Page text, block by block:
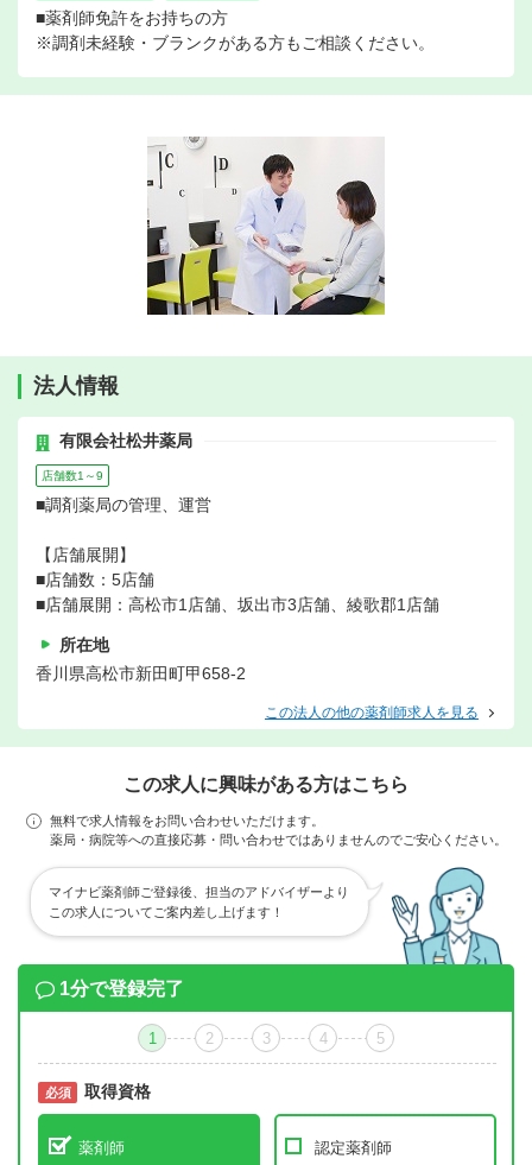
■薬剤師免許をお持ちの方
※調剤未経験・ブランクがある方もご相談ください。
法人情報
有限会社松井薬局
店舗数1～9
■調剤薬局の管理、運営
【店舗展開】
■店舗数：5店舗
■店舗展開：高松市1店舗、坂出市3店舗、綾歌郡1店舗
所在地
香川県高松市新田町甲658-2
この法人の他の薬剤師求人を見る
この求人に興味がある方はこちら
無料で求人情報をお問い合わせいただけます。
薬局・病院等への直接応募・問い合わせではありませんのでご安心ください。
マイナビ薬剤師ご登録後、担当のアドバイザーより
この求人についてご案内差し上げます！
1分で登録完了
1 2 3 4 5
必須 取得資格
薬剤師 認定薬剤師